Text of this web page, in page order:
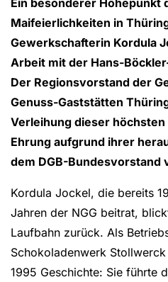
Ein besonderer Höhepunkt
Maifeierlichkeiten in
Gewerkschafterin Kordula
Arbeit mit der Hans-
Der Regionsvorstand der
Genuss-Gaststätten
Verleihung dieser
Ehrung aufgrund ihrer
dem DGB-Bundesvorstand
Kordula Jockel, die bereits
Jahren der NGG beitrat,
Laufbahn zurück. Als
Schokoladenwerk
1995 Geschichte: Sie führte